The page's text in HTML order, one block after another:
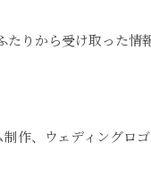
りから受け取った情
作、ウェディングロ